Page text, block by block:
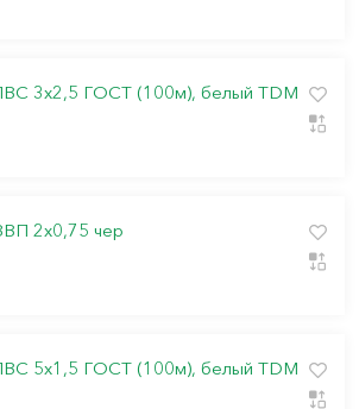
3х2,5 ГОСТ (100м), белый TDM
2х0,75 чер
5х1,5 ГОСТ (100м), белый TDM